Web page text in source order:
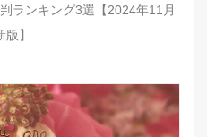
ランキング3選【2024年11月
版】